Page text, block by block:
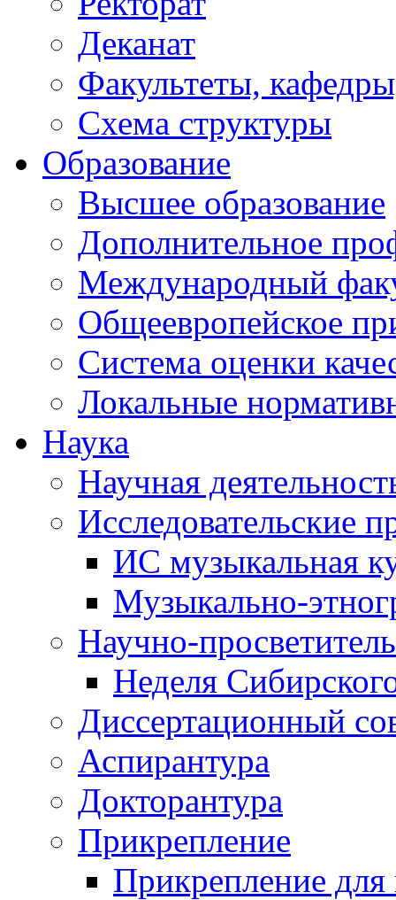
Деканат
Факультеты,
Схема структуры
Образование
Высшее образование
Дополнительное
Международный
Общеевропейское
Система оценки
Локальные
Наука
Научная
Исследовательские
ИС музыкальная
Музыкально-
Научно-
Неделя
Диссертационный
Аспирантура
Докторантура
Прикрепление
Прикрепление для